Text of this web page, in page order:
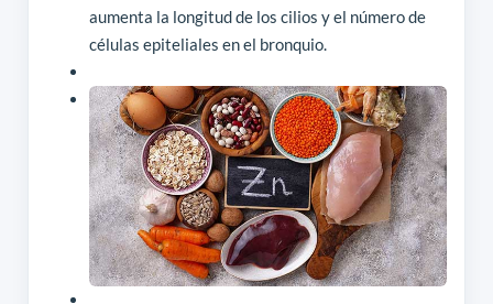
aumenta la longitud de los cilios y el número de
células epiteliales en el bronquio.